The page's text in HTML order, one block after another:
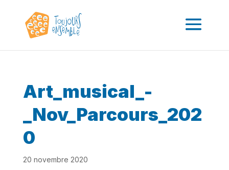
Art_musical_-
_Nov_Parcours_202
0
20 novembre 2020